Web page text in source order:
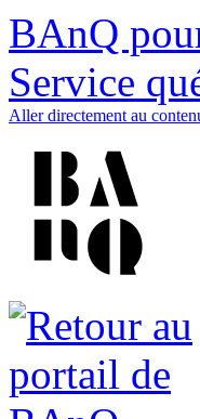
BAnQ
Service
Aller directement au